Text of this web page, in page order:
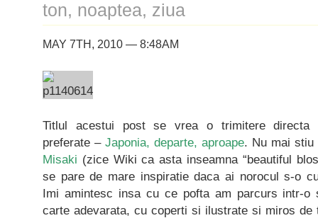
ton, noaptea, ziua
MAY 7TH, 2010 — 8:48AM
Titlul acestui post se vrea o trimitere directa
preferate – Japonia, departe, aproape. Nu mai stiu
Misaki (zice Wiki ca asta inseamna “beautiful
se pare de mare inspiratie daca ai norocul s-o
Imi amintesc insa cu ce pofta am parcurs intr-o
carte adevarata, cu coperti si ilustrate si miros de